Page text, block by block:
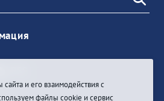
и его взаимодействия с
файлы cookie и сервис